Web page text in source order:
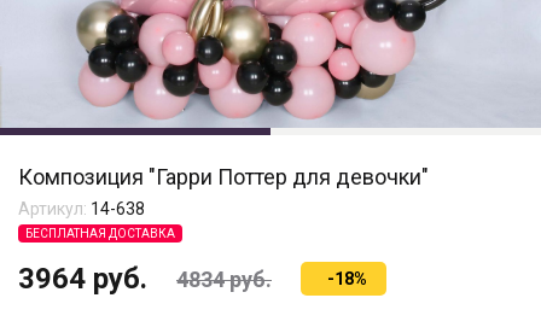
Композиция "Гарри Поттер для девочки"
Артикул: 14-638
БЕСПЛАТНАЯ ДОСТАВКА
3964 руб. 4834руб. -18%